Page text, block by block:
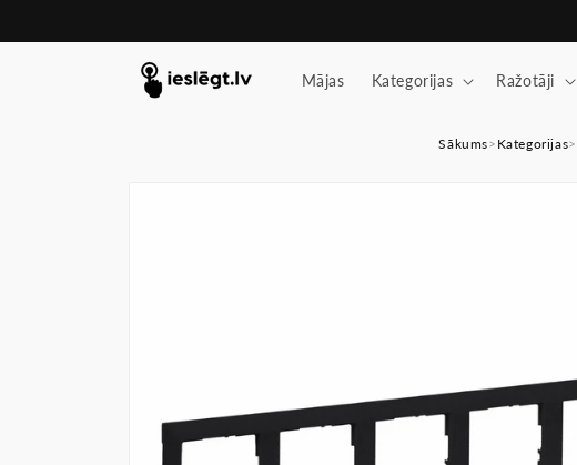
saturu
Mājas Kategorijas Ražotāji
Sākums> Kategorijas>